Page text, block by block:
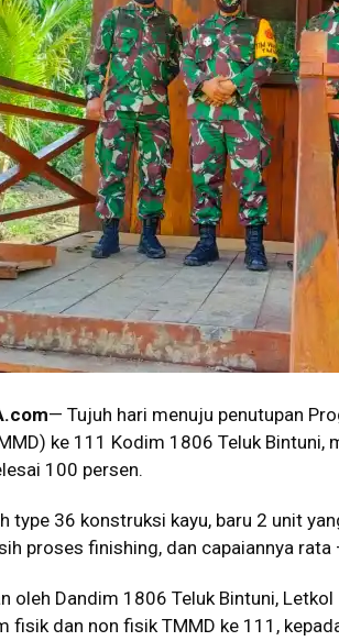
— Tujuh hari menuju penutupan
ke 111 Kodim 1806 Teluk Bintuni,
100 persen.
type 36 konstruksi kayu, baru 2 unit
proses finishing, dan capaiannya
oleh Dandim 1806 Teluk Bintuni,
fisik dan non fisik TMMD ke 111,